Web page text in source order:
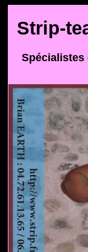
Strip-
Spécialistes